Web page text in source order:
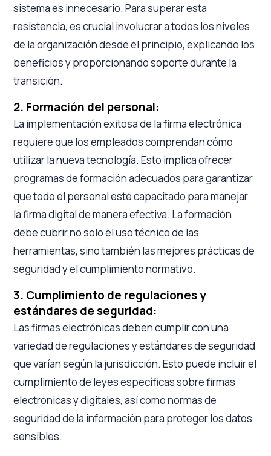
sistema es innecesario. Para superar esta
resistencia, es crucial involucrar a todos los niveles
de la organización desde el principio, explicando los
beneficios y proporcionando soporte durante la
transición.
2. Formación del personal:
La implementación exitosa de la firma electrónica
requiere que los empleados comprendan cómo
utilizar la nueva tecnología. Esto implica ofrecer
programas de formación adecuados para garantizar
que todo el personal esté capacitado para manejar
la firma digital de manera efectiva. La formación
debe cubrir no solo el uso técnico de las
herramientas, sino también las mejores prácticas de
seguridad y el cumplimiento normativo.
3. Cumplimiento de regulaciones y
estándares de seguridad:
Las firmas electrónicas deben cumplir con una
variedad de regulaciones y estándares de seguridad
que varían según la jurisdicción. Esto puede incluir el
cumplimiento de leyes específicas sobre firmas
electrónicas y digitales, así como normas de
seguridad de la información para proteger los datos
sensibles.